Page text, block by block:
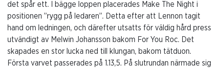
det spår ett. I bägge loppen placerades Make The Night i
positionen ”rygg på ledaren”. Detta efter att Lennon tagit
hand om ledningen, och därefter utsatts för väldig hård press
utvändigt av Melwin Johansson bakom For You Roc. Det
skapades en stor lucka ned till klungan, bakom tätduon.
Första varvet passerades på 1.13,5. På slutrundan närmade sig